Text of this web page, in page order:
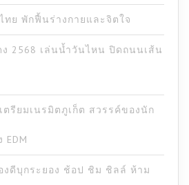
ทย พักฟื้นร่างกายและจิตใจ
2568 เล่นน้ำวันไหน ปิดถนนเส้น
เตรียมเนรมิตภูเก็ต สวรรค์ของนัก
EDM
ดีบุกระยอง ช้อป ชิม ชิลล์ ห้าม